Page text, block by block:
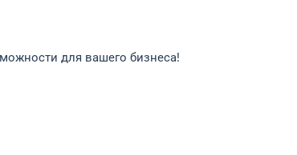
для вашего бизнеса!